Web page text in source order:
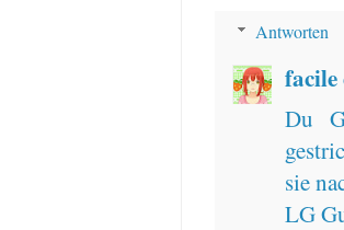
Antworten
facile
Du
sie
LG